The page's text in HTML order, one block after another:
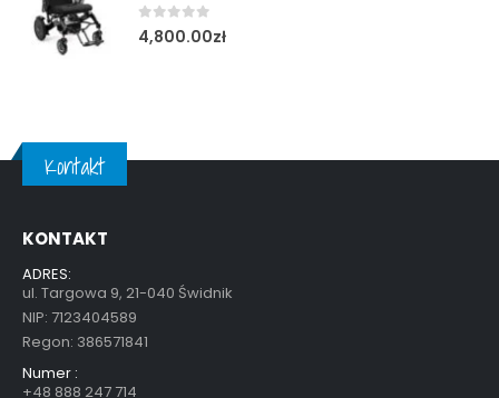
0out of 5
4,800.00zł
Kontakt
KONTAKT
ADRES:
ul. Targowa 9, 21-040 Świdnik
NIP: 7123404589
Regon: 386571841
Numer :
+48 888 247 714